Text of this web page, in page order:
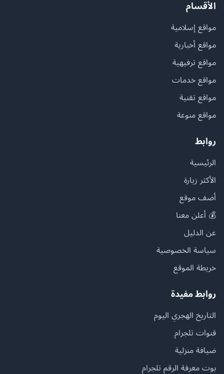
الأقسام
مواقع إسلامية
مواقع أخبارية
مواقع ترفيهية
مواقع خدمات
مواقع تقنية
مواقع منوعة
روابط
الرئيسية
الأكثر زيارة
أضف موقع
💰 أعلن معنا
عن الدليل
سياسة الخصوصية
خريطة الموقع
روابط مفيدة
التاريخ الهجري اليوم
قنوات تلجرام
ضيافة منزلية
بوت معرفة الرقم تلجرام